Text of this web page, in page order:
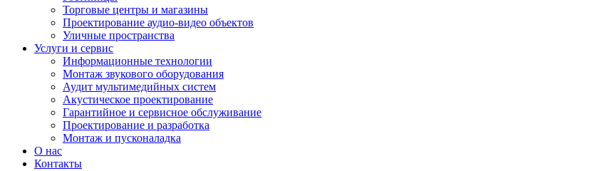
Торговые центры и магазины
Проектирование аудио-видео объектов
Уличные пространства
Услуги и сервис
Информационные технологии
Монтаж звукового оборудования
Аудит мультимедийных систем
Акустическое проектирование
Гарантийное и сервисное обслуживание
Проектирование и разработка
Монтаж и пусконаладка
О нас
Контакты